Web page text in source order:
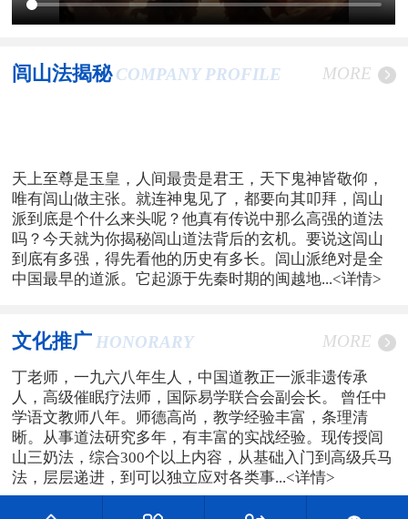
闾山法揭秘 COMPANY PROFILE MORE
天上至尊是玉皇，人间最贵是君王，天下鬼神皆敬仰，
唯有闾山做主张。就连神鬼见了，都要向其叩拜，闾山
派到底是个什么来头呢？他真有传说中那么高强的道法
吗？今天就为你揭秘闾山道法背后的玄机。要说这闾山
到底有多强，得先看他的历史有多长。闾山派绝对是全
中国最早的道派。它起源于先秦时期的闽越地...<详情>
文化推广 HONORARY MORE
丁老师，一九六八年生人，中国道教正一派非遗传承
人，高级催眠疗法师，国际易学联合会副会长。 曾任中
学语文教师八年。师德高尚，教学经验丰富，条理清
晰。从事道法研究多年，有丰富的实战经验。现传授闾
山三奶法，综合300个以上内容，从基础入门到高级兵马
法，层层递进，到可以独立应对各类事...<详情>